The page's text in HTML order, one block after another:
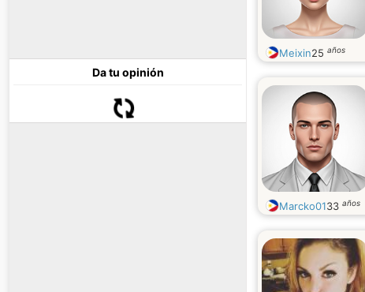
Da tu opinión
Meixin25 años
Marcko0133 años